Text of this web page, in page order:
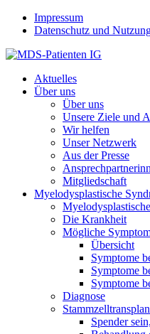
Jump to navigation
Impressum
Datenschutz und
Aktuelles
Über uns
Über uns
Unsere Ziele und
Wir helfen
Unser Netzwerk
Aus der Presse
Mitgliedschaft
Myelodysplastische
Die Krankheit
Mögliche
Übersicht
Symptome
Symptome
Symptome
Diagnose
Spender